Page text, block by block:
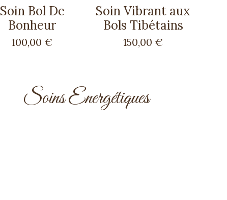
Soin Bol De
Bonheur
100,00 €
Soin Vibrant aux
Bols Tibétains
150,00 €
Soins Energétiques